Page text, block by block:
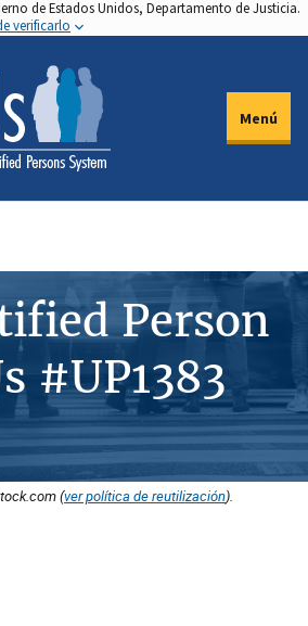
de Estados Unidos, Departamento de Justicia.
verificarlo
Menú
Person
#UP1383
(ver política de reutilización).